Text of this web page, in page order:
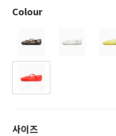
Colour
사이즈